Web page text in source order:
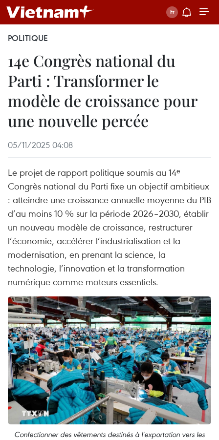
POLITIQUE
14e Congrès national du
Parti : Transformer le
modèle de croissance pour
une nouvelle percée
05/11/2025 04:08
Le projet de rapport politique soumis au 14ᵉ
Congrès national du Parti fixe un objectif ambitieux
: atteindre une croissance annuelle moyenne du PIB
d’au moins 10 % sur la période 2026–2030, établir
un nouveau modèle de croissance, restructurer
l’économie, accélérer l’industrialisation et la
modernisation, en prenant la science, la
technologie, l’innovation et la transformation
numérique comme moteurs essentiels.
Confectionner des vêtements destinés à l'exportation vers les